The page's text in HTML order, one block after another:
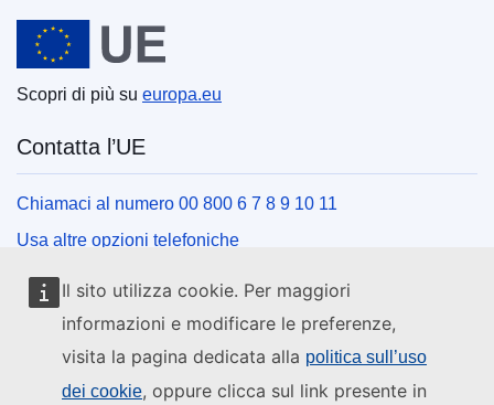
Il sito utilizza cookie. Per maggiori
informazioni e modificare le preferenze,
visita la pagina dedicata alla politica sull’uso
dei cookie, oppure clicca sul link presente in
Unione europea
Scopri di più su europa.eu
Contatta l’UE
Chiamaci al numero 00 800 6 7 8 9 10 11
Usa altre opzioni telefoniche
Scrivici usando l’apposito modulo
Incontraci presso uno dei centri dell’UE
Social media